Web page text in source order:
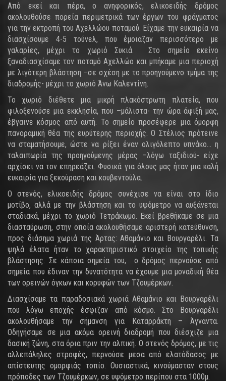
Από εκεί και πέρα, ο ανηφορικός, ελικοειδής δρόμος
ακολουθούσε πορεία περιμετρικά των έργων του φράγματος
για την εκτροπή του Αχελλώου ποταμού. Είχαμε την ευκαιρία να
διασχίσουμε 4-5 τούνελ, που έμοιαζαν περισσότερο με
γαλαρίες, μέχρι το χωριό Συκιά. Στο σημείο εκείνο
ξαναδιασχίσαμε τον ποταμό Αχελλώο και μπήκαμε μια περιοχή
με λιγότερη βλάστηση –σε σχέση με το προηγούμενο τμήμα της
διαδρομής- μέχρι το χωριό Άνω Καλεντίνη.
Το χωριό διέθετε μια μικρή πλακόστρωτη πλατεία, που
φιλοξενούσε μια εκκλησία, που –μάλιστα- την ώρα άφιξή μας,
έβγαινε κόσμος από αυτή. Το σημείο προσέφερε μια όμορφη
πανοραμική θέα της ευρύτερης περιοχής. Ο Στέλιος πρότεινε
να σταματήσουμε, ώστε να ρίξει έναν ολιγόλεπτο υπνάκο... η
ταλαιπωρία της προηγούμενης μέρας –λόγω ταξιδιού- είχε
αρχίσει να τον επηρεάζει. Φυσικά για όλους μας ήταν μια καλή
ευκαιρία για ξεκούραση και κουβεντούλα.
Ο στενός, ελικοειδής δρόμος συνέχισε να είναι στο ίδιο
μοτίβο, αλλά με την βλάστηση και το υψόμετρο να αυξάνεται
σταδιακά, μέχρι το χωριό Τετράκωμο. Εκεί βρεθήκαμε σε μια
διασταύρωση, στην οποία ακολουθήσαμε αριστερή κατεύθυνση,
προς διάσημα χωριά της Άρτας: Αθαμάνιο και Βουργαρέλι. Τα
ψηλά έλατα ήταν το χαρακτηριστικό στοιχείο της τοπικής
βλάστησης. Σε κάποια σημεία του, ο δρόμος περνούσε από
σημεία που έδιναν την δυνατότητα να έχουμε μια μοναδική θέα
των ορεινών όγκων και κορυφών των Τζουμέρκων.
Διασχίσαμε τα παραδοσιακά χωριά Αθαμάνιο και Βουργαρέλι
που λόγω εποχής έσφιζαν από κόσμο. Στο Βουργαρέλι
ακολουθήσαμε την σήμανση για Καταρράκτη – Άγναντα.
Οδηγήσαμε σε μια ακόμα ορεινή διαδρομή που διέσχιζε μια
δασική ζώνη, στα όρια πριν την αλπική. Ο στενός δρόμος, με τις
αλλεπάληλες στροφές, περνούσε μεσα από ελατόδασος με
απίστευτης ομορφιάς τοπίο. Ουσιαστικά, κινούμασταν στους
πρόποδες των Τζουμέρκων, σε υψόμετρο περίπου στα 1000μ.